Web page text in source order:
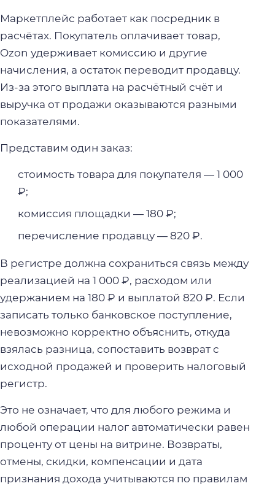
Маркетплейс работает как посредник в
расчётах. Покупатель оплачивает товар,
Ozon удерживает комиссию и другие
начисления, а остаток переводит продавцу.
Из-за этого выплата на расчётный счёт и
выручка от продажи оказываются разными
показателями.
Представим один заказ:
стоимость товара для покупателя — 1 000
₽;
комиссия площадки — 180 ₽;
перечисление продавцу — 820 ₽.
В регистре должна сохраниться связь между
реализацией на 1 000 ₽, расходом или
удержанием на 180 ₽ и выплатой 820 ₽. Если
записать только банковское поступление,
невозможно корректно объяснить, откуда
взялась разница, сопоставить возврат с
исходной продажей и проверить налоговый
регистр.
Это не означает, что для любого режима и
любой операции налог автоматически равен
проценту от цены на витрине. Возвраты,
отмены, скидки, компенсации и дата
признания дохода учитываются по правилам